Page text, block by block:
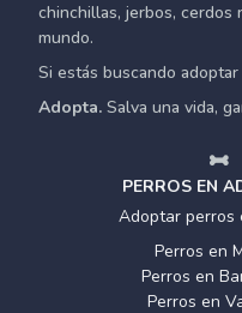
chinchillas, jerbos, cerdos
mundo.
Si estás buscando
Adopta. Salva una vida,
PERROS EN
Adoptar perros
Perros en
Perros en
Perros en